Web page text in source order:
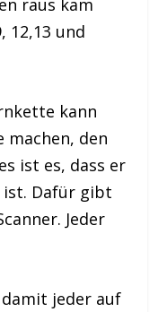
raus kam
12,13 und
kann
machen, den
ist es, dass er
ist. Dafür gibt
Jeder
damit jeder auf